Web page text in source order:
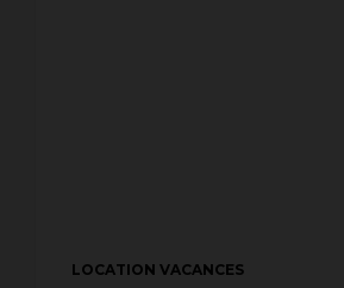
LOCATION VACANCES